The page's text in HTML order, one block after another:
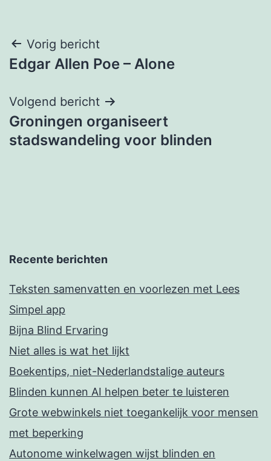
Bericht
navigatie
Vorig bericht
Edgar Allen Poe – Alone
Volgend bericht
Groningen organiseert
stadswandeling voor blinden
Recente berichten
Teksten samenvatten en voorlezen met Lees
Simpel app
Bijna Blind Ervaring
Niet alles is wat het lijkt
Boekentips, niet-Nederlandstalige auteurs
Blinden kunnen AI helpen beter te luisteren
Grote webwinkels niet toegankelijk voor mensen
met beperking
Autonome winkelwagen wijst blinden en